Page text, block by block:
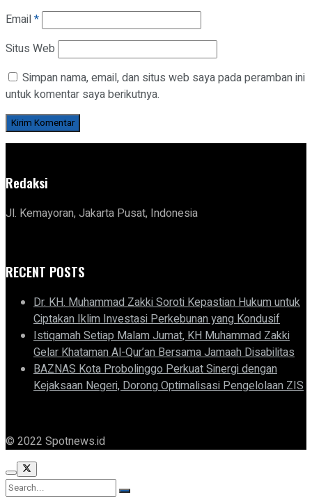
Email*
Situs Web
Simpan nama, email, dan situs web saya pada peramban ini
untuk komentar saya berikutnya.
Redaksi
Jl. Kemayoran, Jakarta Pusat, Indonesia
RECENT POSTS
Dr. KH. Muhammad Zakki Soroti Kepastian Hukum untuk
Ciptakan Iklim Investasi Perkebunan yang Kondusif
Istiqamah Setiap Malam Jumat, KH Muhammad Zakki
Gelar Khataman Al-Qur’an Bersama Jamaah Disabilitas
BAZNAS Kota Probolinggo Perkuat Sinergi dengan
Kejaksaan Negeri, Dorong Optimalisasi Pengelolaan ZIS
© 2022 Spotnews.id